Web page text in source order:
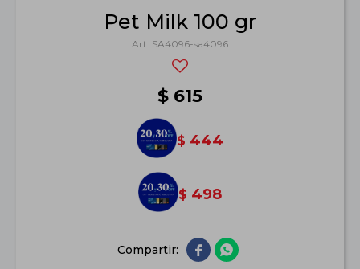
Pet Milk 100 gr
SA4096-sa4096
$ 615
$ 444
$ 498
 